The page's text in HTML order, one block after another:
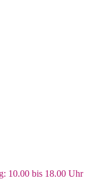
10.00 bis 18.00 Uhr